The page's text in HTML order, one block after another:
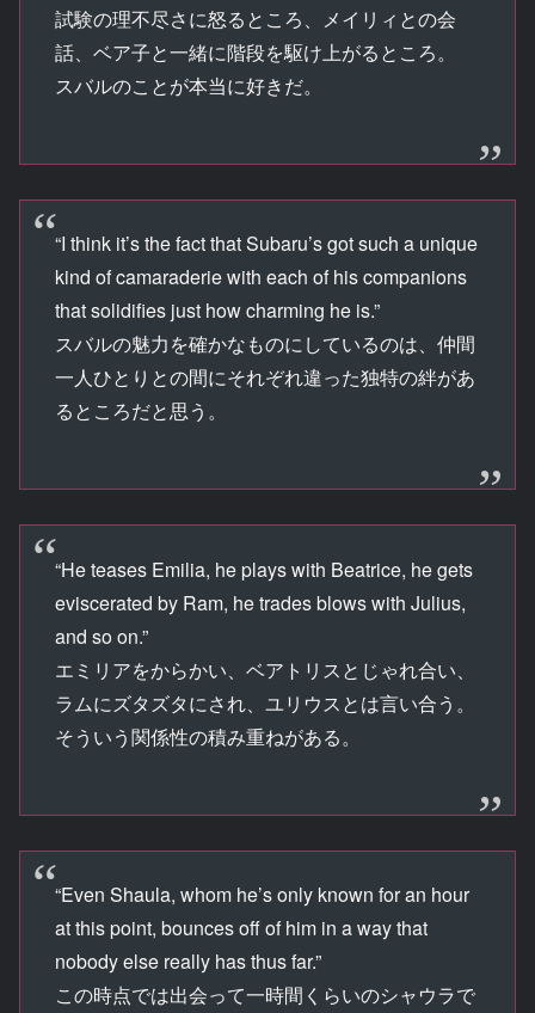
試験の理不尽さに怒るところ、メイリィとの会
話、ベア子と一緒に階段を駆け上がるところ。
スバルのことが本当に好きだ。
“I think it’s the fact that Subaru’s got such a unique
kind of camaraderie with each of his companions
that solidifies just how charming he is.”
スバルの魅力を確かなものにしているのは、仲間
一人ひとりとの間にそれぞれ違った独特の絆があ
るところだと思う。
“He teases Emilia, he plays with Beatrice, he gets
eviscerated by Ram, he trades blows with Julius,
and so on.”
エミリアをからかい、ベアトリスとじゃれ合い、
ラムにズタズタにされ、ユリウスとは言い合う。
そういう関係性の積み重ねがある。
“Even Shaula, whom he’s only known for an hour
at this point, bounces off of him in a way that
nobody else really has thus far.”
この時点では出会って一時間くらいのシャウラで